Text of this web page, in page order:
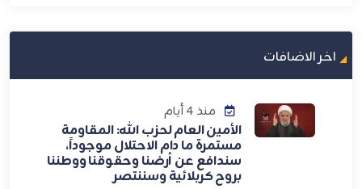
اخر الاضافات
منذ 4 أيام
الأمين العام لحزب الله: المقاومة
مستمرة ما دام الاحتلال موجوداً،
سندافع عن أرضنا وحقوقنا ووطننا
بروح كربلائية وسننتصر